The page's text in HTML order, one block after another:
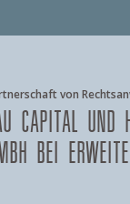
von
CAPITAL UND
BEI